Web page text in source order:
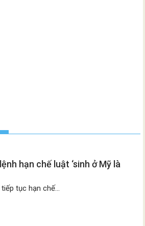
hạn chế luật ‘sinh ở Mỹ là
tục hạn chế...